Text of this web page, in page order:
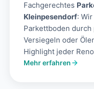
Fachgerechtes
Kleinpesendorf:
Parkettboden
Versiegeln oder
Highlight jeder
Mehr erfahren